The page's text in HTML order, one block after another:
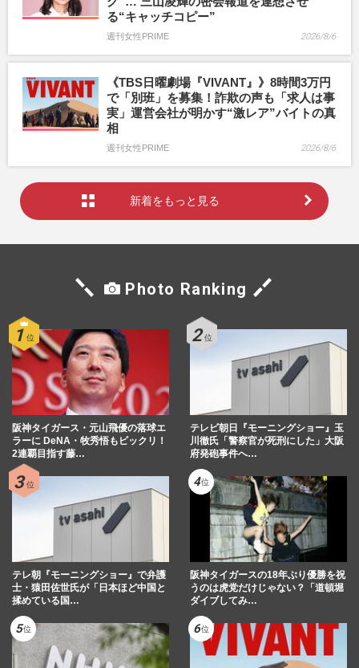
る“キャッチコピー”
週刊女性PRIME 2026/8/6
《TBS日曜劇場『VIVANT』》8時間3万円
で「別班」を募集！詐欺の声も「求人は事
実」運営会社が明かす“激レア”バイトの真
相
週刊女性PRIME 2026/8/6
新着をもっと見る
Photo Ranking
阪神タイガース・元山飛優の落球エ
ラーに DeNA・牧秀悟もビックリ！
2連覇目指す藤…
テレビ朝日『モーニングショー』玉
川徹氏「警察官が死刑にした」大阪
府発砲事件へ…
テレ朝『モーニングショー』で弁護
士・猿田佐世氏が「日本ほど中国と
揉めている国…
阪神タイガースの18年ぶり優勝を祝
うのは虎党だけじゃない？「道頓堀
ダイブしてみ…